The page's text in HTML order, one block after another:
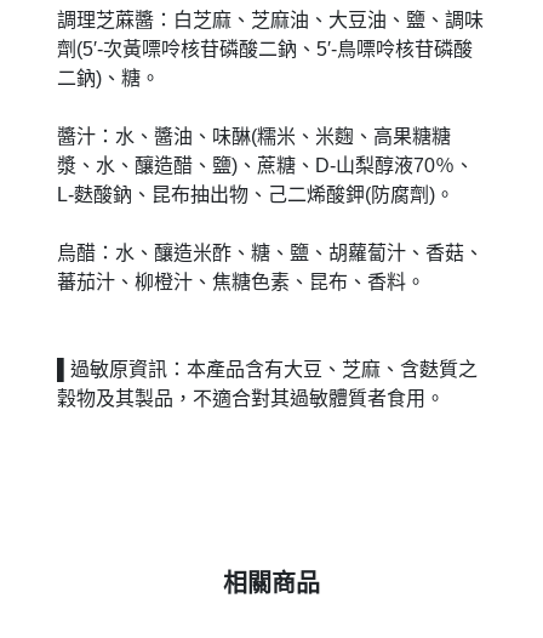
調理芝蔴醬：白芝麻、芝麻油、大豆油、鹽、調味
劑(5′-次黃嘌呤核苷磷酸二鈉、5′-鳥嘌呤核苷磷酸
二鈉)、糖。
醬汁：水、醬油、味醂(糯米、米麴、高果糖糖
漿、水、釀造醋、鹽)、蔗糖、D-山梨醇液70％、
L-麩酸鈉、昆布抽出物、己二烯酸鉀(防腐劑)。
烏醋：水、釀造米酢、糖、鹽、胡蘿蔔汁、香菇、
蕃茄汁、柳橙汁、焦糖色素、昆布、香料。
過敏原資訊：本產品含有大豆、芝麻、含麩質之
穀物及其製品，不適合對其過敏體質者食用。
相關商品